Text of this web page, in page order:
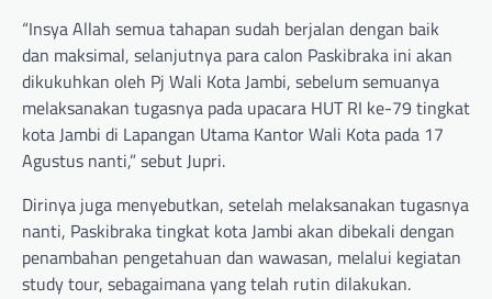
“Insya Allah semua tahapan sudah berjalan dengan baik
dan maksimal, selanjutnya para calon Paskibraka ini akan
dikukuhkan oleh Pj Wali Kota Jambi, sebelum semuanya
melaksanakan tugasnya pada upacara HUT RI ke-79 tingkat
kota Jambi di Lapangan Utama Kantor Wali Kota pada 17
Agustus nanti,” sebut Jupri.
Dirinya juga menyebutkan, setelah melaksanakan tugasnya
nanti, Paskibraka tingkat kota Jambi akan dibekali dengan
penambahan pengetahuan dan wawasan, melalui kegiatan
study tour, sebagaimana yang telah rutin dilakukan.